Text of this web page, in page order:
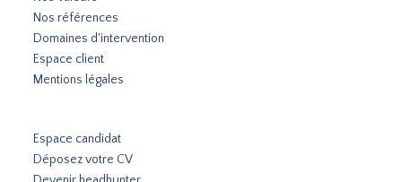
Nos références
Domaines d'intervention
Espace client
Mentions légales
Espace candidat
Déposez votre CV